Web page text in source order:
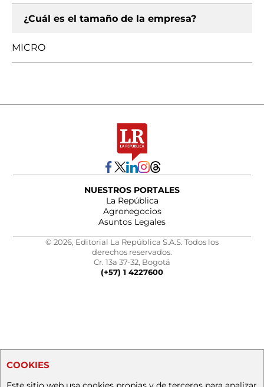
¿Cuál es el tamaño de la empresa?
MICRO
NUESTROS PORTALES
La República
Agronegocios
Asuntos Legales
© 2026, Editorial La República S.A.S. Todos los
derechos reservados.
Cr. 13a 37-32, Bogotá
(+57) 1 4227600
COOKIES